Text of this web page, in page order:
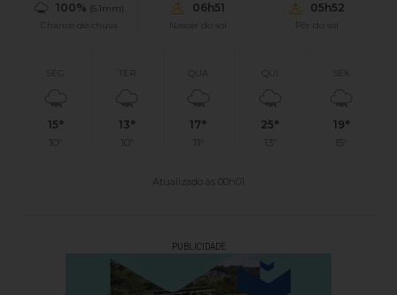
100% (5.1mm)
Chance de chuva
06h51
Nascer do sol
05h52
Pôr do sol
SEG
15°
10°
TER
13°
10°
QUA
17°
11°
25°
13°
SEX
19°
15°
Atualizado às 00h01
PUBLICIDADE